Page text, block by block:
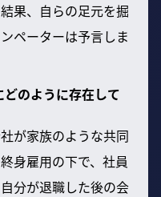
果、自らの足元を掘
ペーターは予言しま
のように存在して
が家族のような共同
身雇用の下で、社員
分が退職した後の会